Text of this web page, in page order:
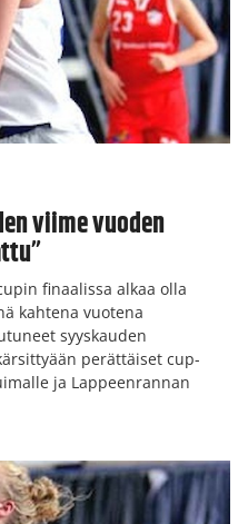
viime vuoden
finaalissa alkaa olla
kahtena vuotena
syyskauden
perättäiset cup-
ja Lappeenrannan